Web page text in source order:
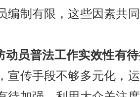
编制有限，这些因素共
动员普法工作实效性有
宣传手段不够多元化，